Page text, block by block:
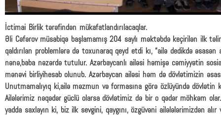
İctimai Birlik tərəfindən mükafatlandırılacaqlar.
Əli Cəfərov müsabiqə başlamamış 204 saylı məktəbdə keçirilən ilk
qaldırılan problemlərə də toxunaraq qeyd etdi kı, “ailə dedikdə əsasən
nənə,baba nəzərdə tutulur. Azərbaycanlı ailəsi həmişə cəmiyyətin
mənəvi birliyihesab olunub. Azərbaycan ailəsi həm də dövlətimizin
Unutmamalıyıq ki,ailə məzmun və formasına görə özlüyündə dövlətin
Ailələrimiz nəqədər güclü olarsa dövlətimiz də bir o qədər möhkəm
yadda saxlayın ki, biz ilk sevgini, qaygını, özgüvəni ailələlərimizdən